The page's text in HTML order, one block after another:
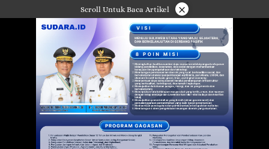
ke
Scroll Untuk Baca Artikel ×